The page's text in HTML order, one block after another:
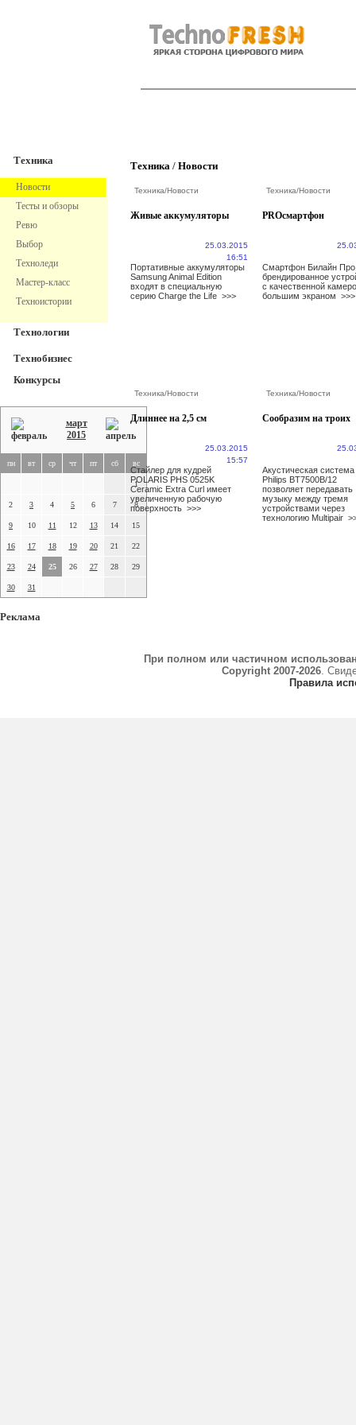
Техника
Новости
Тесты и обзоры
Ревю
Выбор
Техноледи
Мастер-класс
Техноистории
Технологии
Технобизнес
Конкурсы
март
2015
пн вт ср чт пт сб вс
1
2 3 4 5 6 7 8
9 10 11 12 13 14 15
16 17 18 19 20 21 22
23 24 25 26 27 28 29
30 31
Реклама
Техника / Новости
Техника/Новости
Живые аккумуляторы
25.03.2015
16:51
Портативные аккумуляторы
Samsung Animal Edition
входят в специальную
серию Charge the Life >>>
Техника/Новости
PROсмартфон
Смартфон Билайн
брендированное
с качественной
большим экраном >>>
Техника/Новости
Длиннее на 2,5 см
25.03.2015
15:57
Стайлер для кудрей
POLARIS PHS 0525K
Ceramic Extra Curl имеет
увеличенную рабочую
поверхность >>>
Техника/Новости
Сообразим на троих
Акустическая система
Philips BT7500B/12
позволяет передавать
музыку между тремя
устройствами через
технологию Multipair
При полном или частичном
Copyright 2007-2026.
Правила